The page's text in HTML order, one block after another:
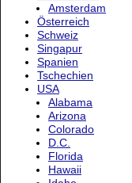
Amsterdam
Österreich
Schweiz
Singapur
Spanien
Tschechien
USA
Alabama
Arizona
Colorado
D.C.
Florida
Hawaii